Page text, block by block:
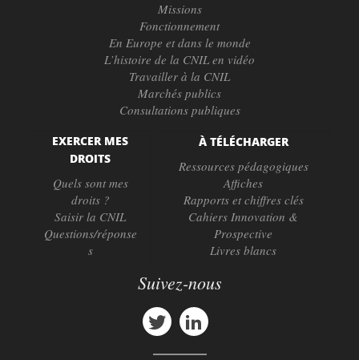
Missions
Fonctionnement
En Europe et dans le monde
L’histoire de la CNIL en vidéo
Travailler à la CNIL
Marchés publics
Consultations publiques
EXERCER MES
DROITS
Quels sont mes
droits ?
Saisir la CNIL
Questions/réponse
s
À TÉLÉCHARGER
Ressources pédagogiques
Affiches
Rapports et chiffres clés
Cahiers Innovation &
Prospective
Livres blancs
Suivez-nous